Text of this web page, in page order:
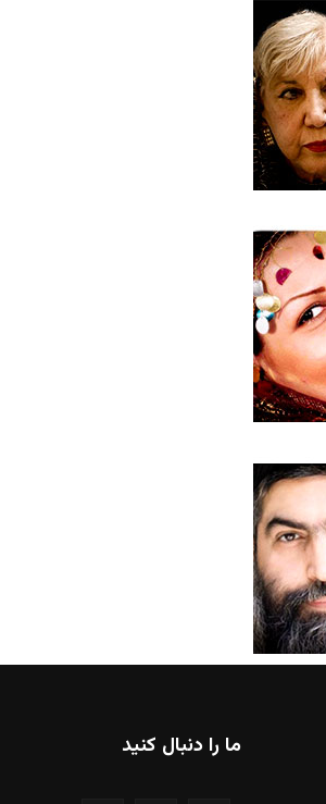
ما را دنبال کنید